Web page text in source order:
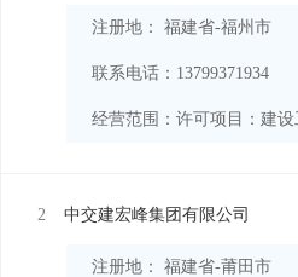
注册地： 福建省-福州市
联系电话：13799371934
经营范围：
2 中交建宏峰集团有限公司
注册地： 福建省-莆田市